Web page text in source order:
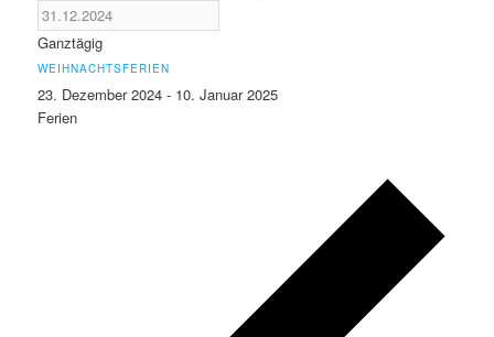
Ganztägig
WEIHNACHTSFERIEN
23. Dezember 2024 - 10. Januar 2025
Ferien